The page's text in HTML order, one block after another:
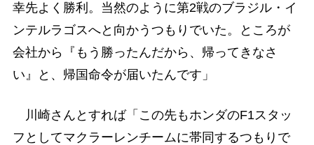
幸先よく勝利。当然のように第2戦のブラジル・イ
ンテルラゴスへと向かうつもりでいた。ところが
会社から『もう勝ったんだから、帰ってきなさ
い』と、帰国命令が届いたんです」
川崎さんとすれば「この先もホンダのF1スタッ
フとしてマクラーレンチームに帯同するつもりで